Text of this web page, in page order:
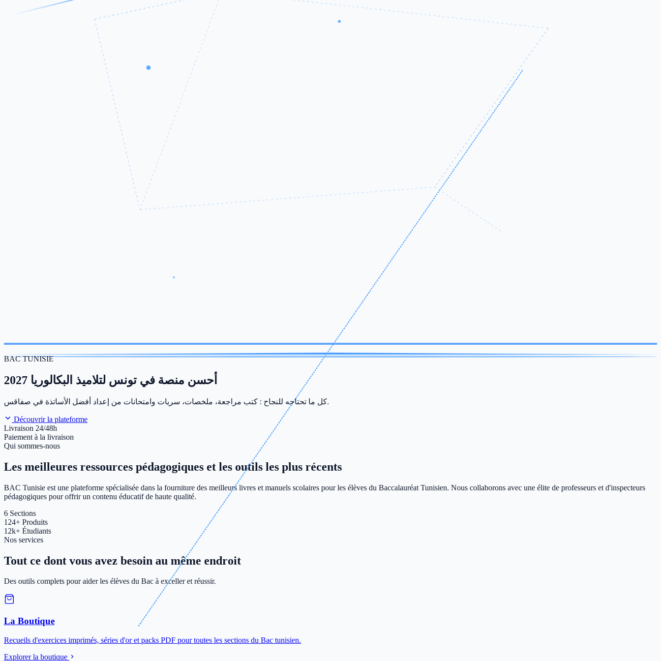
BAC TUNISIE
أحسن منصة في تونس لتلاميذ البكالوريا 2027
كل ما تحتاجه للنجاح : كتب مراجعة، ملخصات، سريات وامتحانات من إعداد أفضل الأساتذة في صفاقس.
Découvrir la plateforme
Livraison 24/48h
Paiement à la livraison
Qui sommes-nous
Les meilleures ressources pédagogiques et les outils les plus récents
BAC Tunisie est une plateforme spécialisée dans la fourniture des meilleurs livres et manuels scolaires pour les élèves du Baccalauréat Tunisien. Nous collaborons avec une élite de professeurs et d'inspecteurs
pédagogiques pour offrir un contenu éducatif de haute qualité.
6 Sections
124+ Produits
12k+ Étudiants
Nos services
Tout ce dont vous avez besoin au même endroit
Des outils complets pour aider les élèves du Bac à exceller et réussir.
La Boutique
Recueils d'exercices imprimés, séries d'or et packs PDF pour toutes les sections du Bac tunisien.
Explorer la boutique